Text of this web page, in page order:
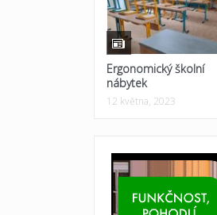
Ergonomický školní
nábytek
12 května, 2023